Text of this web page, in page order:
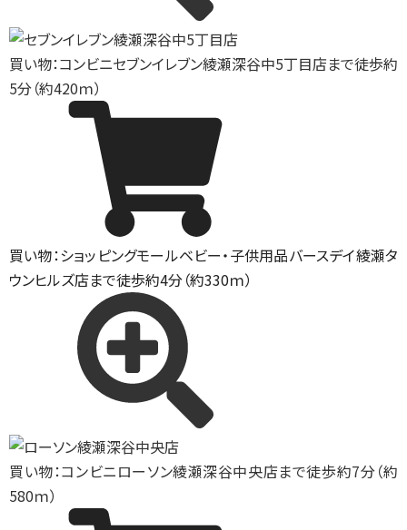
買い物：コンビニセブンイレブン綾瀬深谷中5丁目店まで徒歩約
5分（約420ｍ）
買い物：ショッピングモールベビー・子供用品バースデイ綾瀬タ
ウンヒルズ店まで徒歩約4分（約330ｍ）
買い物：コンビニローソン綾瀬深谷中央店まで徒歩約7分（約
580ｍ）